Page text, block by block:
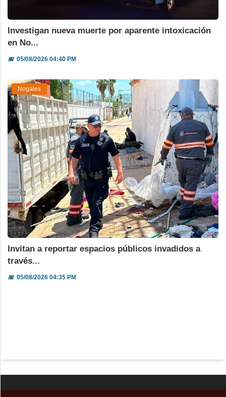
Investigan nueva muerte por aparente intoxicación
en No...
📅05/08/2026 04:40 PM
Nogales
Invitan a reportar espacios públicos invadidos a
través...
📅05/08/2026 04:35 PM